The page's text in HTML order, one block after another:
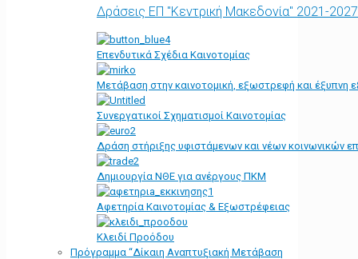
Δράσεις ΕΠ "Κεντρική Μακεδονία" 2021-2027
Επενδυτικά Σχέδια Καινοτομίας
Μετάβαση στην καινοτομική, εξωστρεφή και έξυπνη
Συνεργατικοί Σχηματισμοί Καινοτομίας
Δράση στήριξης υφιστάμενων και νέων κοινωνικών
Δημιουργία ΝΘΕ για ανέργους ΠΚΜ
Αφετηρία Kαινοτομίας & Εξωστρέφειας
Κλειδί Προόδου
Πρόγραμμα “Δίκαιη Αναπτυξιακή Μετάβαση